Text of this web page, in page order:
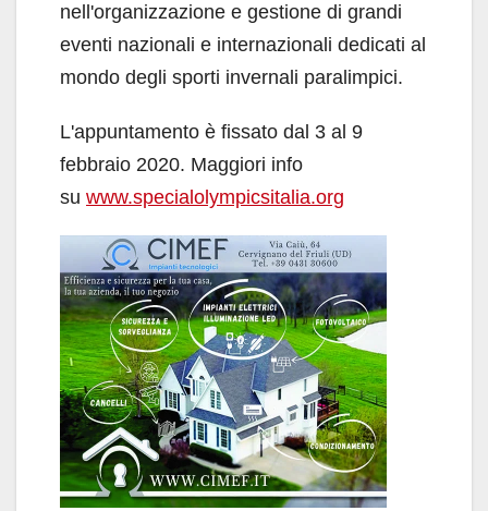
nell'organizzazione e gestione di grandi
eventi nazionali e internazionali dedicati al
mondo degli sporti invernali paralimpici.
L'appuntamento è fissato dal 3 al 9
febbraio 2020. Maggiori info
su www.specialolympicsitalia.org